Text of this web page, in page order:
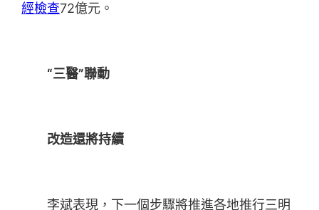
經檢查72億元。
“三醫”聯動
改造還將持續
李斌表現，下一個步驟將推進各地推行三明